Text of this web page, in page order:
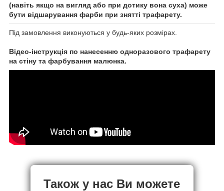
(навіть якщо на вигляд або при дотику вона суха) може
бути відшарування фарби при знятті трафарету.
Під замовлення виконуються у будь-яких розмірах.
Відео-інструкція по нанесенню одноразового трафарету
на стіну та фарбування малюнка.
Також у нас Ви можете